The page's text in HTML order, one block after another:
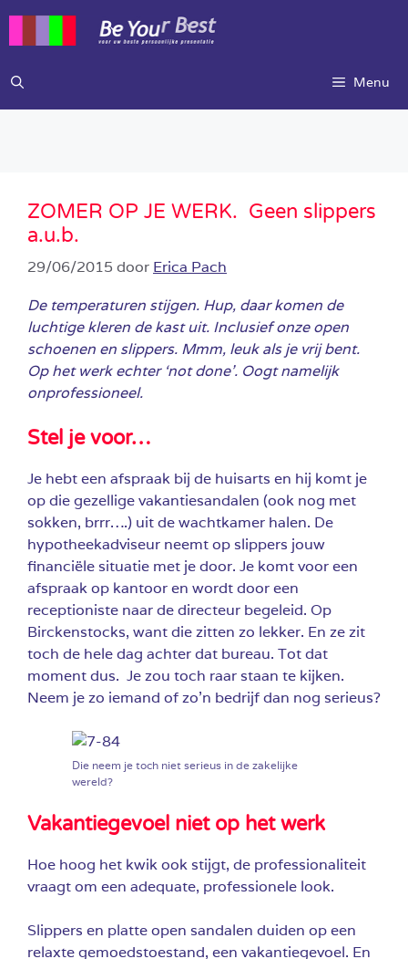
inhoud
Menu
ZOMER OP JE WERK. Geen slippers
a.u.b.
29/06/2015 door Erica Pach
De temperaturen stijgen. Hup, daar komen de
luchtige kleren de kast uit. Inclusief onze open
schoenen en slippers. Mmm, leuk als je vrij bent.
Op het werk echter ‘not done’. Oogt namelijk
onprofessioneel.
Stel je voor…
Je hebt een afspraak bij de huisarts en hij komt je
op die gezellige vakantiesandalen (ook nog met
sokken, brrr….) uit de wachtkamer halen. De
hypotheekadviseur neemt op slippers jouw
financiële situatie met je door. Je komt voor een
afspraak op kantoor en wordt door een
receptioniste naar de directeur begeleid. Op
Birckenstocks, want die zitten zo lekker. En ze zit
toch de hele dag achter dat bureau. Tot dat
moment dus. Je zou toch raar staan te kijken.
Neem je zo iemand of zo’n bedrijf dan nog serieus?
Die neem je toch niet serieus in de zakelijke
wereld?
Vakantiegevoel niet op het werk
Hoe hoog het kwik ook stijgt, de professionaliteit
vraagt om een adequate, professionele look.
Slippers en platte open sandalen duiden op een
relaxte gemoedstoestand, een vakantiegevoel. En